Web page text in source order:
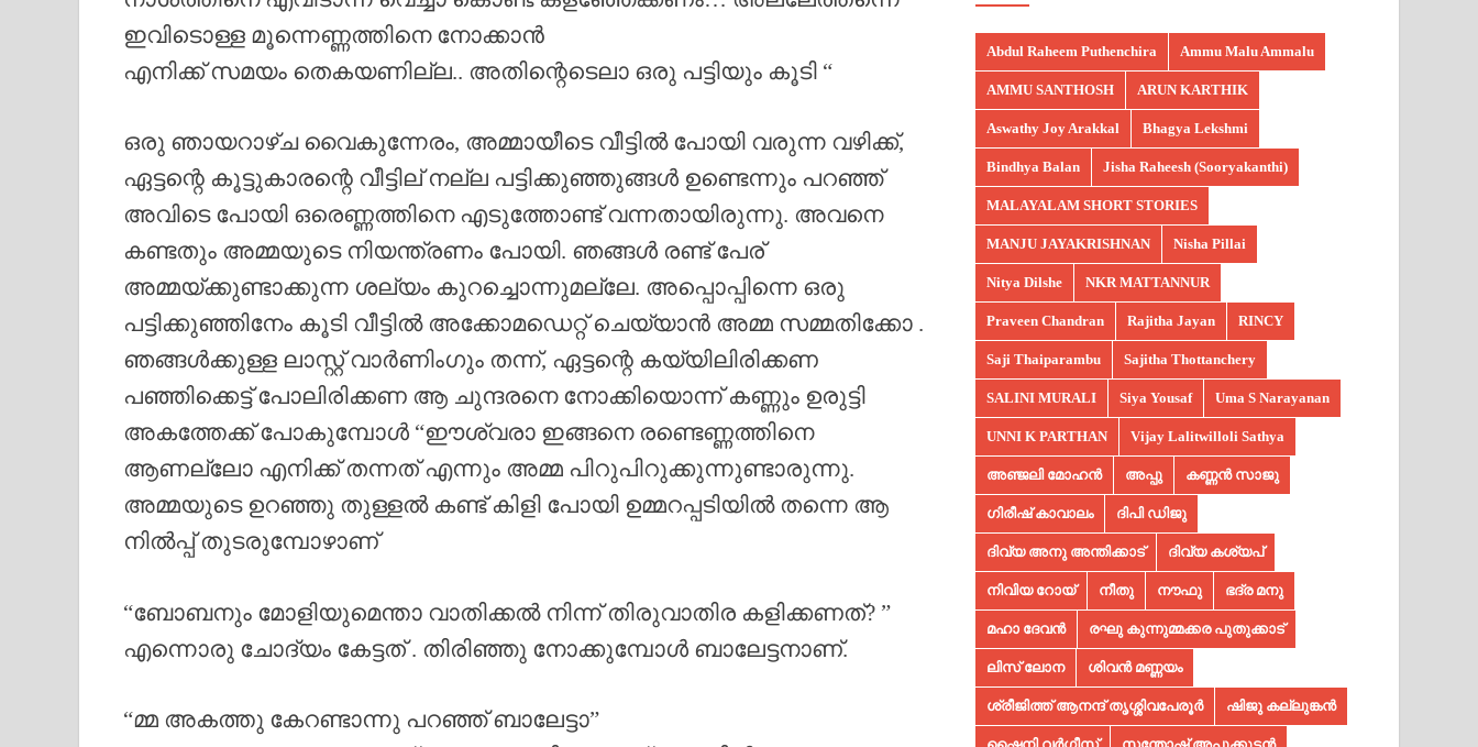
ഇവിടൊള്ള മൂന്നെണ്ണത്തിനെ നോക്കാൻ
എനിക്ക് സമയം തെകയണില്ല.. അതിന്റെടെലാ ഒരു പട്ടിയും കൂടി “
ഒരു ഞായറാഴ്ച വൈകുന്നേരം, അമ്മായീടെ വീട്ടിൽ പോയി വരുന്ന വഴിക്ക്,
ഏട്ടന്റെ കൂട്ടുകാരന്റെ വീട്ടില് നല്ല പട്ടിക്കുഞ്ഞുങ്ങൾ ഉണ്ടെന്നും പറഞ്ഞ്
അവിടെ പോയി ഒരെണ്ണത്തിനെ എടുത്തോണ്ട് വന്നതായിരുന്നു. അവനെ
കണ്ടതും അമ്മയുടെ നിയന്ത്രണം പോയി. ഞങ്ങൾ രണ്ട് പേര്
അമ്മയ്ക്കുണ്ടാക്കുന്ന ശല്യം കുറച്ചൊന്നുമല്ലേ. അപ്പൊപ്പിന്നെ ഒരു
പട്ടിക്കുഞ്ഞിനേം കൂടി വീട്ടിൽ അക്കോമഡെറ്റ് ചെയ്യാൻ അമ്മ സമ്മതിക്കോ .
ഞങ്ങൾക്കുള്ള ലാസ്റ്റ് വാർണിംഗും തന്ന്, ഏട്ടന്റെ കയ്യിലിരിക്കണ
പഞ്ഞിക്കെട്ട് പോലിരിക്കണ ആ ചുന്ദരനെ നോക്കിയൊന്ന് കണ്ണും ഉരുട്ടി
അകത്തേക്ക് പോകുമ്പോൾ “ഈശ്വരാ ഇങ്ങനെ രണ്ടെണ്ണത്തിനെ
ആണല്ലോ എനിക്ക് തന്നത് എന്നും അമ്മ പിറുപിറുക്കുന്നുണ്ടാരുന്നു.
അമ്മയുടെ ഉറഞ്ഞു തുള്ളൽ കണ്ട് കിളി പോയി ഉമ്മറപ്പടിയിൽ തന്നെ ആ
നിൽപ്പ് തുടരുമ്പോഴാണ്
“ബോബനും മോളിയുമെന്താ വാതിക്കൽ നിന്ന് തിരുവാതിര കളിക്കണത്? ”
എന്നൊരു ചോദ്യം കേട്ടത് . തിരിഞ്ഞു നോക്കുമ്പോൾ ബാലേട്ടനാണ്.
“മ്മ അകത്തു കേറണ്ടാന്നു പറഞ്ഞ് ബാലേട്ടാ”
Abdul Raheem Puthenchira Ammu Malu Ammalu
AMMU SANTHOSH ARUN KARTHIK
Aswathy Joy Arakkal Bhagya Lekshmi
Bindhya Balan Jisha Raheesh (Sooryakanthi)
MALAYALAM SHORT STORIES
MANJU JAYAKRISHNAN Nisha Pillai
Nitya Dilshe NKR MATTANNUR
Praveen Chandran Rajitha Jayan RINCY
Saji Thaiparambu Sajitha Thottanchery
SALINI MURALI Siya Yousaf Uma S Narayanan
UNNI K PARTHAN Vijay Lalitwilloli Sathya
അഞ്ജലി മോഹൻ അപ്പു കണ്ണൻ സാജു
ഗിരീഷ് കാവാലം ദിപി ഡിജു
ദിവ്യ അനു അന്തിക്കാട് ദിവ്യ കശ്യപ്
നിവിയ റോയ് നീതു നൗഫു ഭദ്ര മനു
മഹാ ദേവൻ രഘു കുന്നുമ്മക്കര പുതുക്കാട്
ലിസ് ലോന ശിവൻ മണ്ണയം
ശ്രീജിത്ത് ആനന്ദ് തൃശ്ശിവപേരൂർ ഷിജു കല്ലുങ്കൻ